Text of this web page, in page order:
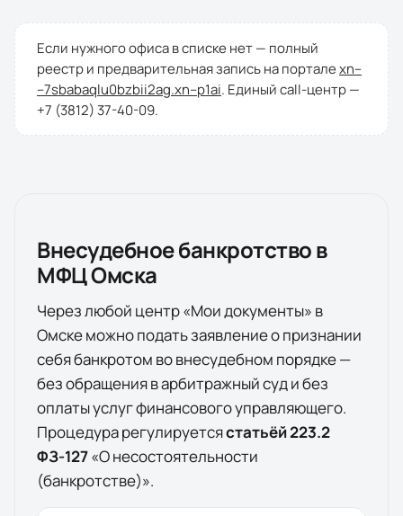
Если нужного офиса в списке нет — полный
реестр и предварительная запись на порталеxn--
--7sbabaqlu0bzbii2ag.xn--p1ai. Единый call-центр —
+7 (3812) 37-40-09.
Внесудебное банкротство в
МФЦОмска
Через любой центр «Мои документы» в
Омскеможно подать заявление о признании
себя банкротом во внесудебном порядке —
без обращения в арбитражный суд и без
оплаты услуг финансового управляющего.
Процедура регулируетсястатьёй 223.2
ФЗ-127«О несостоятельности
(банкротстве)».